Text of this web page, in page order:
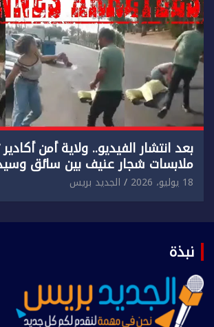
بعد انتشار الفيديو.. ولاية أمن
ملابسات شجار عنيف بين سائق
18 يوليو، 2026 الجديد بريس
نبذة